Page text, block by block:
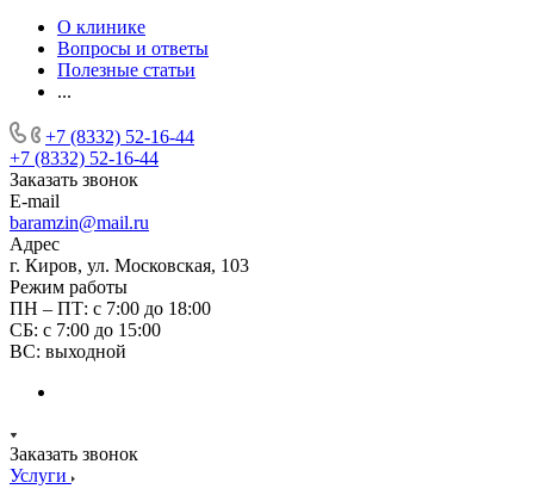
О клинике
Вопросы и ответы
Полезные статьи
...
+7 (8332) 52-16-44
+7 (8332) 52-16-44
Заказать звонок
E-mail
baramzin@mail.ru
Адрес
г. Киров, ул. Московская, 103
Режим работы
ПН – ПТ: с 7:00 до 18:00
СБ: с 7:00 до 15:00
ВС: выходной
Заказать звонок
Услуги